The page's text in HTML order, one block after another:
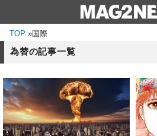
TOP »国際
為替の記事一覧